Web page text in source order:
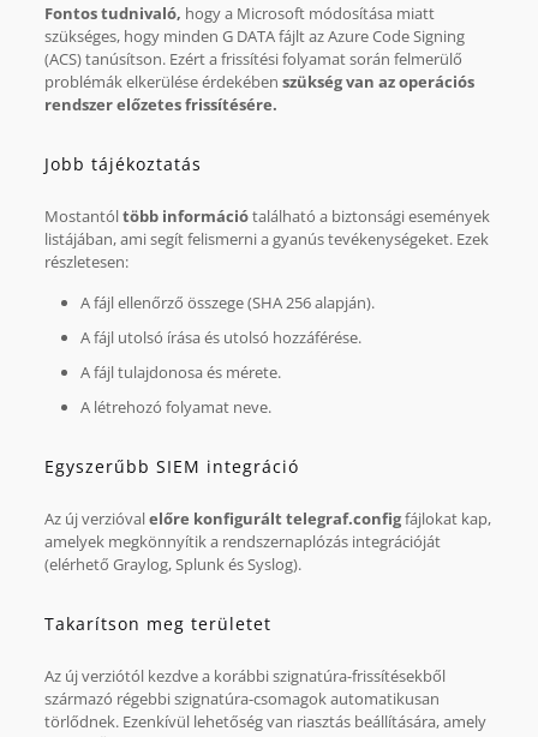
Fontos tudnivaló, hogy a Microsoft módosítása miatt
szükséges, hogy minden G DATA fájlt az Azure Code Signing
(ACS) tanúsítson. Ezért a frissítési folyamat során felmerülő
problémák elkerülése érdekében szükség van az operációs
rendszer előzetes frissítésére.
Jobb tájékoztatás
Mostantóltöbb információtalálható a biztonsági események
listájában, ami segít felismerni a gyanús tevékenységeket. Ezek
részletesen:
A fájl ellenőrző összege (SHA 256 alapján).
A fájl utolsó írása és utolsó hozzáférése.
A fájl tulajdonosa és mérete.
A létrehozó folyamat neve.
Egyszerűbb SIEM integráció
Az új verzióvalelőre konfigurált telegraf.configfájlokat kap,
amelyek megkönnyítik a rendszernaplózás integrációját
(elérhető Graylog, Splunk és Syslog).
Takarítson meg területet
Az új verziótól kezdve a korábbi szignatúra-frissítésekből
származó régebbi szignatúra-csomagok automatikusan
törlődnek. Ezenkívül lehetőség van riasztás beállítására, amely